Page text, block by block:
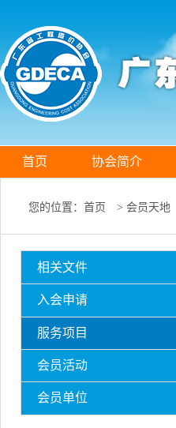
首页 协会简介
您的位置： 首页 > 会员天地
相关文件
入会申请
服务项目
会员活动
会员单位